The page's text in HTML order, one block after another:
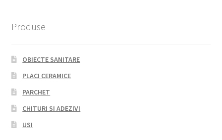
Produse
OBIECTE SANITARE
PLACI CERAMICE
PARCHET
CHITURI SI ADEZIVI
USI